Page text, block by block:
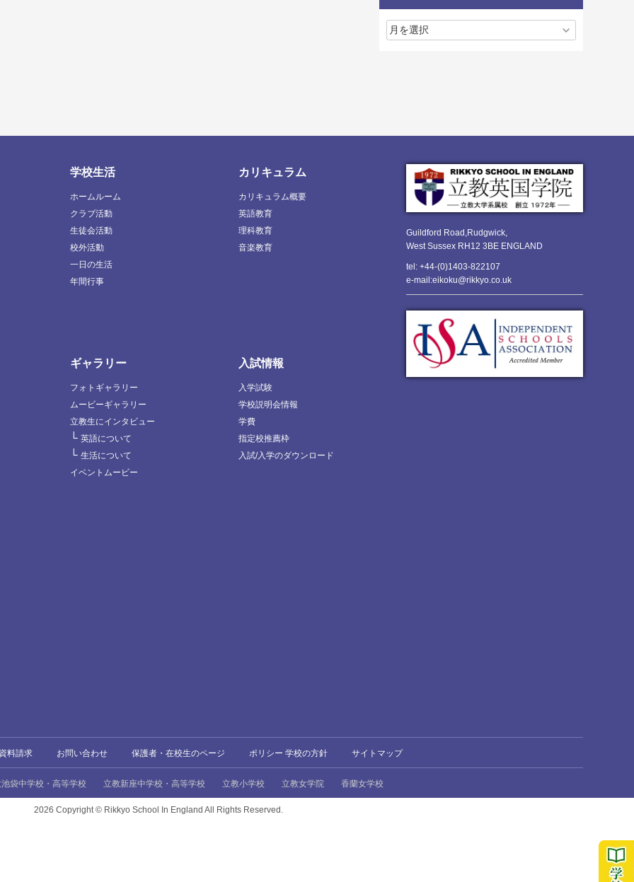
Guildford Road,Rudgwick,
West Sussex RH12 3BE ENGLAND
tel: +44-(0)1403-822107
e-mail:eikoku@rikkyo.co.uk
学校生活
ホームルーム
クラブ活動
生徒会活動
校外活動
一日の生活
年間行事
カリキュラム
カリキュラム概要
英語教育
理科教育
音楽教育
ギャラリー
フォトギャラリー
ムービーギャラリー
立教生にインタビュー
└ 英語について
└ 生活について
イベントムービー
入試情報
入学試験
学校説明会情報
学費
指定校推薦枠
入試/入学のダウンロード
資料請求 お問い合わせ 保護者・在校生のページ ポリシー 学校の方針 サイトマップ
池袋中学校・高等学校 立教新座中学校・高等学校 立教小学校 立教女学院 香蘭女学校
2026 Copyright © Rikkyo School In England All Rights Reserved.